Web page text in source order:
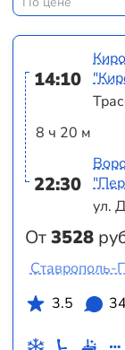
14:10
8 ч 20 м
22:30
От3528
ул.
Ставрополь-
3.5
34